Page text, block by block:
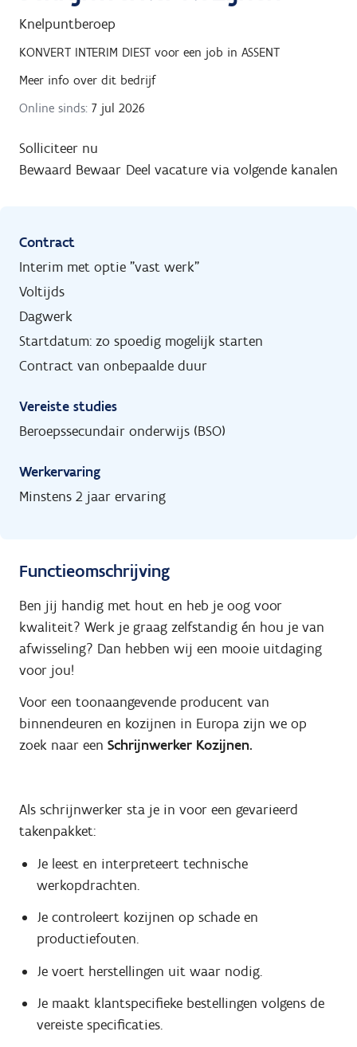
Knelpuntberoep
KONVERT INTERIM DIEST voor een job in ASSENT
Meer info over dit bedrijf
Online sinds: 7 jul 2026
Solliciteer nu
Bewaard Bewaar Deel vacature via volgende kanalen
Contract
Interim met optie "vast werk"
Voltijds
Dagwerk
Startdatum: zo spoedig mogelijk starten
Contract van onbepaalde duur
Vereiste studies
Beroepssecundair onderwijs (BSO)
Werkervaring
Minstens 2 jaar ervaring
Functieomschrijving
Ben jij handig met hout en heb je oog voor
kwaliteit? Werk je graag zelfstandig én hou je van
afwisseling? Dan hebben wij een mooie uitdaging
voor jou!
Voor een toonaangevende producent van
binnendeuren en kozijnen in Europa zijn we op
zoek naar een Schrijnwerker Kozijnen.
Als schrijnwerker sta je in voor een gevarieerd
takenpakket:
Je leest en interpreteert technische
werkopdrachten.
Je controleert kozijnen op schade en
productiefouten.
Je voert herstellingen uit waar nodig.
Je maakt klantspecifieke bestellingen volgens de
vereiste specificaties.